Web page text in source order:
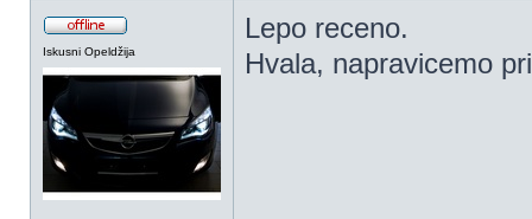
Iskusni Opeldžija
Lepo receno.
Hvala, napravicemo